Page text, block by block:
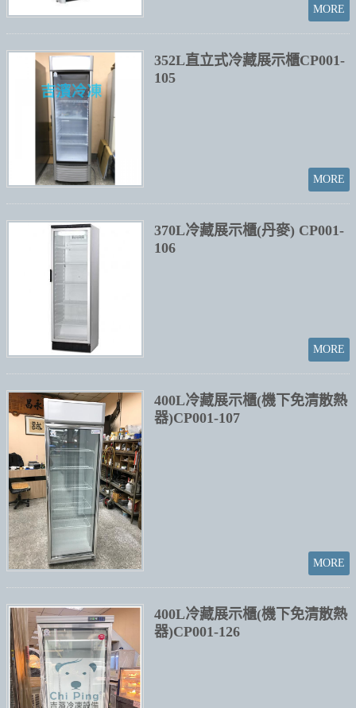
352L直立式冷藏展示櫃CP001-
105
370L冷藏展示櫃(丹麥) CP001-
106
400L冷藏展示櫃(機下免清散熱
器)CP001-107
400L冷藏展示櫃(機下免清散熱
器)CP001-126